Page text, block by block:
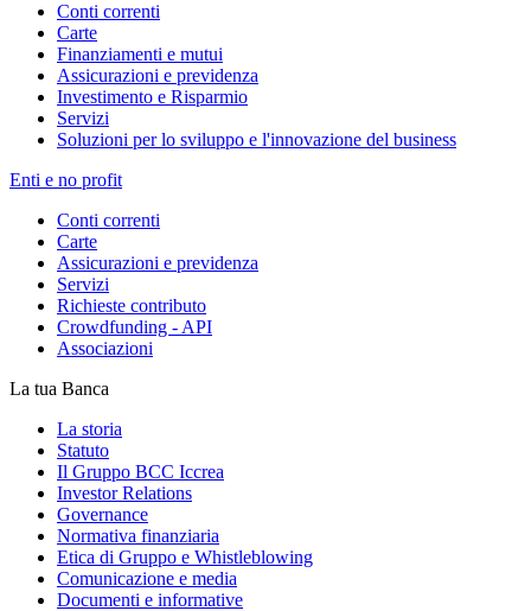
Conti correnti
Carte
Finanziamenti e mutui
Assicurazioni e previdenza
Investimento e Risparmio
Servizi
Soluzioni per lo sviluppo e l'innovazione del business
Enti e no profit
Conti correnti
Carte
Assicurazioni e previdenza
Servizi
Richieste contributo
Crowdfunding - API
Associazioni
La tua Banca
La storia
Statuto
Il Gruppo BCC Iccrea
Investor Relations
Governance
Normativa finanziaria
Etica di Gruppo e Whistleblowing
Comunicazione e media
Documenti e informative